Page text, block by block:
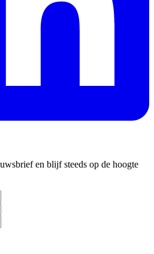
en blijf steeds op de hoogte